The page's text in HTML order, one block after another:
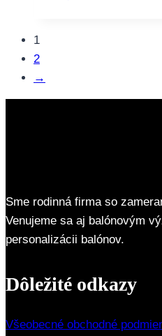
1
2
→
Sme rodinná firma so
Venujeme sa aj balónovým
personalizácii balónov.
Dôležité odkazy
Všeobecné obchodné